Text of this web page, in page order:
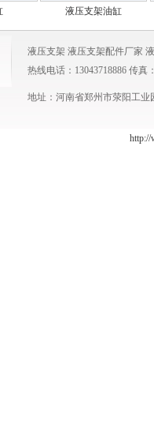
液压支架油缸
液压支架 液压支架配件厂家
热线电话：13043718886 传真
地址：河南省郑州市荥阳工业
http://